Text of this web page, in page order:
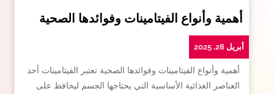
أهمية وأنواع الفيتامينات وفوائدها الصحية
أبريل 28, 2025
أهمية وأنواع الفيتامينات وفوائدها الصحية تعتبر الفيتامينات أحد
العناصر الغذائية الأساسية التي يحتاجها الجسم ليحافظ على